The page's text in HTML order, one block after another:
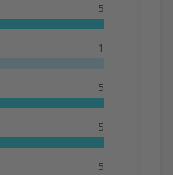
5
1
5
5
5